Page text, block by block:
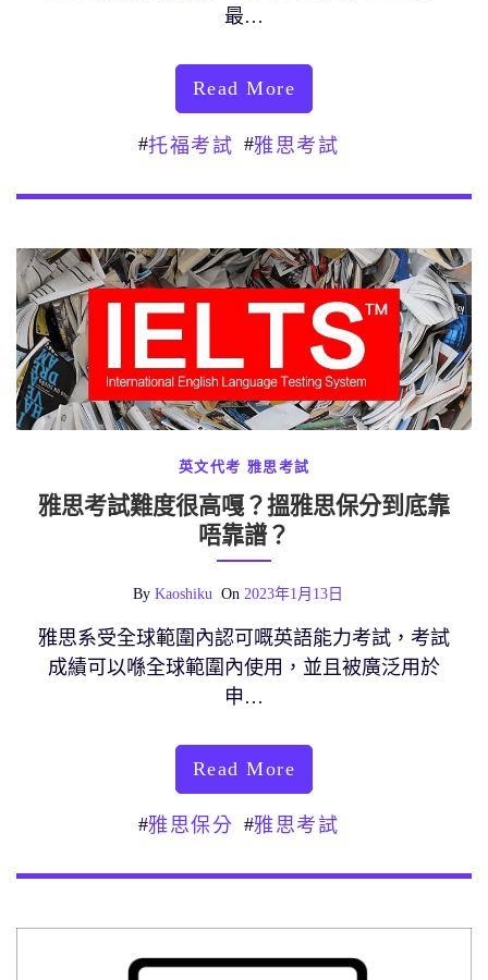
最…
Read More
#托福考試 #雅思考試
英文代考 雅思考試
雅思考試難度很高嘎？搵雅思保分到底靠
唔靠譜？
By Kaoshiku On 2023年1月13日
雅思系受全球範圍內認可嘅英語能力考試，考試
成績可以喺全球範圍內使用，並且被廣泛用於
申…
Read More
#雅思保分 #雅思考試